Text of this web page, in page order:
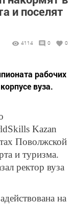
и поселят
4114 0 0
рабочих
вуза.
Kazan
Поволжской
и туризма.
ректор вуза
на